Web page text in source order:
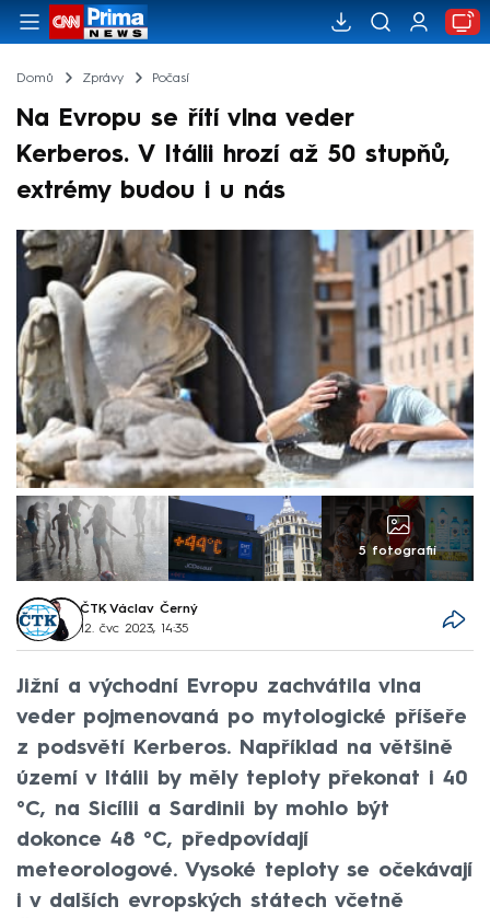
Domů Zprávy Počasí
Na Evropu se řítí vlna veder
Kerberos. V Itálii hrozí až 50 stupňů,
extrémy budou i u nás
5 fotografií
ČTK, Václav Černý
12. čvc 2023, 14:35
Jižní a východní Evropu zachvátila vlna
veder pojmenovaná po mytologické příšeře
z podsvětí Kerberos. Například na většině
území v Itálii by měly teploty překonat i 40
°C, na Sicílii a Sardinii by mohlo být
dokonce 48 °C, předpovídají
meteorologové. Vysoké teploty se očekávají
i v dalších evropských státech včetně